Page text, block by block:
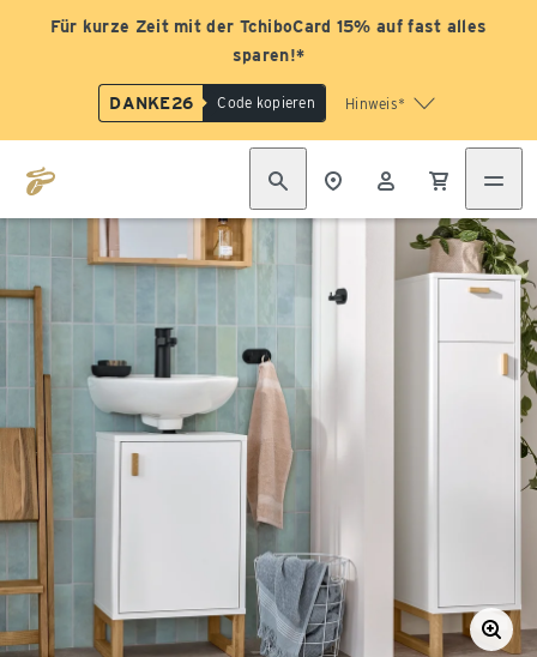
Für kurze Zeit mit der TchiboCard 15% auf fast alles
sparen!*
DANKE26 Code kopieren Hinweis*